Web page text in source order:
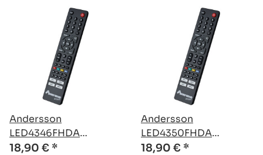
Andersson
LED4346FHDA
kompatible Ersatz
18,90 € *
Andersson
LED4350FHDA
kompatible Ersatz
18,90 € *